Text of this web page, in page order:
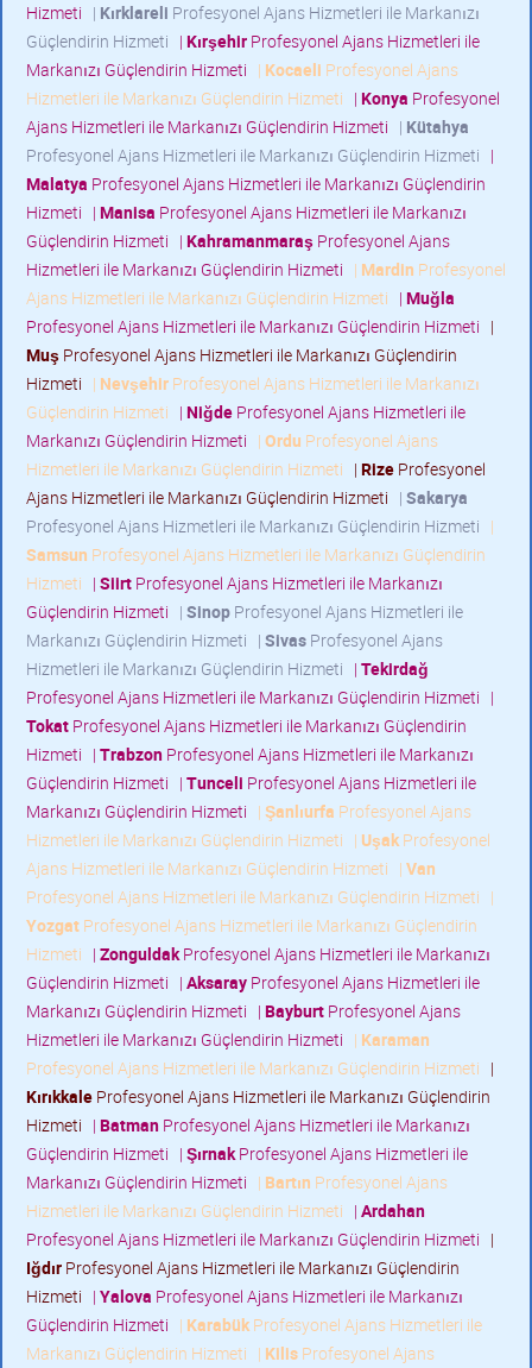
Hizmeti | Kırklareli Profesyonel Ajans Hizmetleri ile Markanızı
Güçlendirin Hizmeti | Kırşehir Profesyonel Ajans Hizmetleri ile
Markanızı Güçlendirin Hizmeti | Kocaeli Profesyonel Ajans
Hizmetleri ile Markanızı Güçlendirin Hizmeti | Konya Profesyonel
Ajans Hizmetleri ile Markanızı Güçlendirin Hizmeti | Kütahya
Profesyonel Ajans Hizmetleri ile Markanızı Güçlendirin Hizmeti |
Malatya Profesyonel Ajans Hizmetleri ile Markanızı Güçlendirin
Hizmeti | Manisa Profesyonel Ajans Hizmetleri ile Markanızı
Güçlendirin Hizmeti | Kahramanmaraş Profesyonel Ajans
Hizmetleri ile Markanızı Güçlendirin Hizmeti | Mardin Profesyonel
Ajans Hizmetleri ile Markanızı Güçlendirin Hizmeti | Muğla
Profesyonel Ajans Hizmetleri ile Markanızı Güçlendirin Hizmeti |
Muş Profesyonel Ajans Hizmetleri ile Markanızı Güçlendirin
Hizmeti | Nevşehir Profesyonel Ajans Hizmetleri ile Markanızı
Güçlendirin Hizmeti | Niğde Profesyonel Ajans Hizmetleri ile
Markanızı Güçlendirin Hizmeti | Ordu Profesyonel Ajans
Hizmetleri ile Markanızı Güçlendirin Hizmeti | Rize Profesyonel
Ajans Hizmetleri ile Markanızı Güçlendirin Hizmeti | Sakarya
Profesyonel Ajans Hizmetleri ile Markanızı Güçlendirin Hizmeti |
Samsun Profesyonel Ajans Hizmetleri ile Markanızı Güçlendirin
Hizmeti | Siirt Profesyonel Ajans Hizmetleri ile Markanızı
Güçlendirin Hizmeti | Sinop Profesyonel Ajans Hizmetleri ile
Markanızı Güçlendirin Hizmeti | Sivas Profesyonel Ajans
Hizmetleri ile Markanızı Güçlendirin Hizmeti | Tekirdağ
Profesyonel Ajans Hizmetleri ile Markanızı Güçlendirin Hizmeti |
Tokat Profesyonel Ajans Hizmetleri ile Markanızı Güçlendirin
Hizmeti | Trabzon Profesyonel Ajans Hizmetleri ile Markanızı
Güçlendirin Hizmeti | Tunceli Profesyonel Ajans Hizmetleri ile
Markanızı Güçlendirin Hizmeti | Şanlıurfa Profesyonel Ajans
Hizmetleri ile Markanızı Güçlendirin Hizmeti | UşakProfesyonel
Ajans Hizmetleri ile Markanızı Güçlendirin Hizmeti | Van
Profesyonel Ajans Hizmetleri ile Markanızı Güçlendirin Hizmeti |
Yozgat Profesyonel Ajans Hizmetleri ile Markanızı Güçlendirin
Hizmeti | ZonguldakProfesyonel Ajans Hizmetleri ile Markanızı
Güçlendirin Hizmeti | Aksaray Profesyonel Ajans Hizmetleri ile
Markanızı Güçlendirin Hizmeti | Bayburt Profesyonel Ajans
Hizmetleri ile Markanızı Güçlendirin Hizmeti | Karaman
Profesyonel Ajans Hizmetleri ile Markanızı Güçlendirin Hizmeti |
Kırıkkale Profesyonel Ajans Hizmetleri ile Markanızı Güçlendirin
Hizmeti | Batman Profesyonel Ajans Hizmetleri ile Markanızı
Güçlendirin Hizmeti | ŞırnakProfesyonel Ajans Hizmetleri ile
Markanızı Güçlendirin Hizmeti | Bartın Profesyonel Ajans
Hizmetleri ile Markanızı Güçlendirin Hizmeti | Ardahan
Profesyonel Ajans Hizmetleri ile Markanızı Güçlendirin Hizmeti |
Iğdır Profesyonel Ajans Hizmetleri ile Markanızı Güçlendirin
Hizmeti | Yalova Profesyonel Ajans Hizmetleri ile Markanızı
Güçlendirin Hizmeti | KarabükProfesyonel Ajans Hizmetleri ile
Markanızı Güçlendirin Hizmeti | Kilis Profesyonel Ajans